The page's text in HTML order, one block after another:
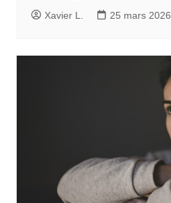
Xavier L. 25 mars 2026